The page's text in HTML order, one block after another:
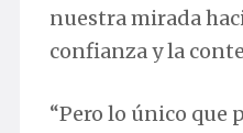
nuestra mirada
confianza y la
“Pero lo único que